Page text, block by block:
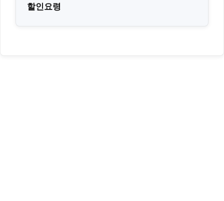
할인요령